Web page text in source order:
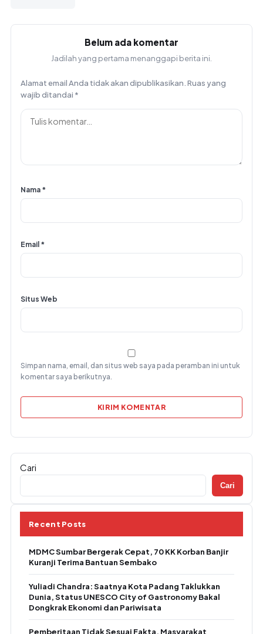
Belum ada komentar
Jadilah yang pertama menanggapi berita ini.
Alamat email Anda tidak akan dipublikasikan. Ruas yang
wajib ditandai *
Nama *
Email *
Situs Web
Simpan nama, email, dan situs web saya pada peramban ini untuk
komentar saya berikutnya.
Cari
Cari
Recent Posts
MDMC Sumbar Bergerak Cepat, 70 KK Korban Banjir
Kuranji Terima Bantuan Sembako
Yuliadi Chandra: Saatnya Kota Padang Taklukkan
Dunia, Status UNESCO City of Gastronomy Bakal
Dongkrak Ekonomi dan Pariwisata
Pemberitaan Tidak Sesuai Fakta, Masyarakat